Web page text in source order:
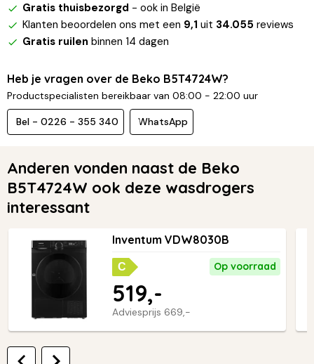
Gratis thuisbezorgd - ook in België
Klanten beoordelen ons met een 9,1 uit 34.055 reviews
Gratis ruilen binnen 14 dagen
Heb je vragen over de Beko B5T4724W?
Productspecialisten bereikbaar van 08:00 - 22:00 uur
Bel - 0226 - 355 340 WhatsApp
Anderen vonden naast de Beko
B5T4724W ook deze wasdrogers
interessant
Inventum VDW8030B
C Op voorraad
Adviesprijs 669,-
519,-